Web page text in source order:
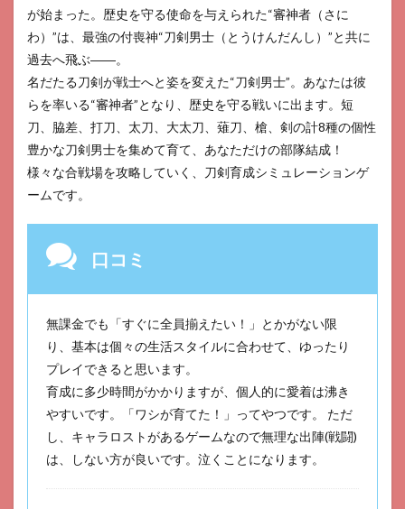
が始まった。歴史を守る使命を与えられた“審神者（さに
わ）”は、最強の付喪神“刀剣男士（とうけんだんし）”と共に
過去へ飛ぶ――。
名だたる刀剣が戦士へと姿を変えた“刀剣男士”。あなたは彼
らを率いる“審神者”となり、歴史を守る戦いに出ます。短
刀、脇差、打刀、太刀、大太刀、薙刀、槍、剣の計8種の個性
豊かな刀剣男士を集めて育て、あなただけの部隊結成！
様々な合戦場を攻略していく、刀剣育成シミュレーションゲ
ームです。
口コミ
無課金でも「すぐに全員揃えたい！」とかがない限
り、基本は個々の生活スタイルに合わせて、ゆったり
プレイできると思います。
育成に多少時間がかかりますが、個人的に愛着は沸き
やすいです。「ワシが育てた！」ってやつです。 ただ
し、キャラロストがあるゲームなので無理な出陣(戦闘)
は、しない方が良いです。泣くことになります。